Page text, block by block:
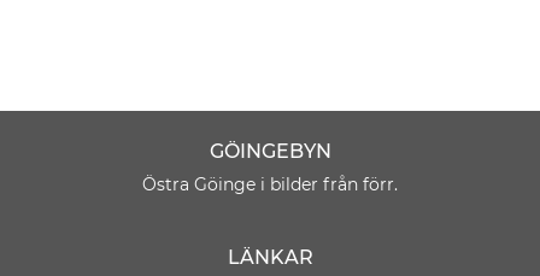
GÖINGEBYN
Östra Göinge i bilder från förr.
LÄNKAR